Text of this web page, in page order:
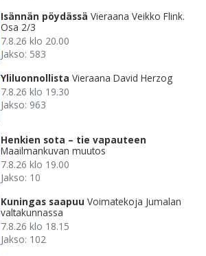
Isännän pöydässä Vieraana Veikko Flink.
Osa 2/3
7.8.26 klo 20.00
Jakso: 583
Yliluonnollista Vieraana David Herzog
7.8.26 klo 19.30
Jakso: 963
Henkien sota – tie vapauteen
Maailmankuvan muutos
7.8.26 klo 19.00
Jakso: 10
Kuningas saapuu Voimatekoja Jumalan
valtakunnassa
7.8.26 klo 18.15
Jakso: 102